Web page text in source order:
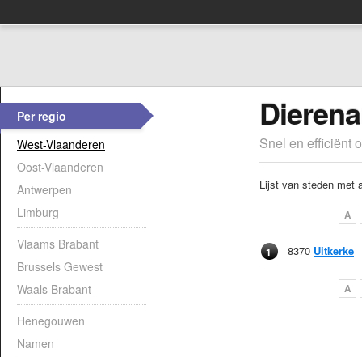
Per regio
West-Vlaanderen
Oost-Vlaanderen
Antwerpen
Limburg
Vlaams Brabant
Brussels Gewest
Waals Brabant
Henegouwen
Namen
Snel en efficiënt
Lijst van steden met
A
1 8370 Uitkerke
A